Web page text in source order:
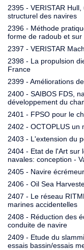
2395 - VERISTAR
structurel des navires
2396 - Méthode
forme de radoub et sur
2397 - VERISTAR
2398 - La propulsion
France
2399 - Améliorations
2400 - SAIBOS FDS,
développement du
2401 - FPSO pour le
2402 - OCTOPLUS un
2403 - L'extension du
2404 - Etat de l'Art sur
navales: conception -
2405 - Navire
2406 - Oil Sea
2407 - Le réseau
marines accidentelles
2408 - Réduction des
conduite de navire
2409 - Etude du
essais bassin/essais